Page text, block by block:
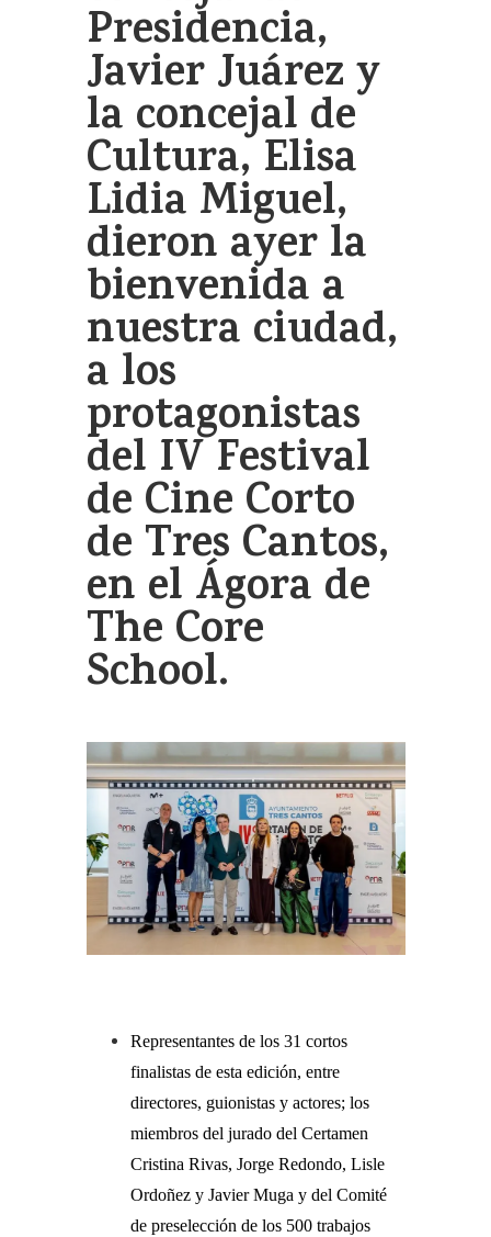
Presidencia,
Javier Juárez y
la concejal de
Cultura, Elisa
Lidia Miguel,
dieron ayer la
bienvenida a
nuestra ciudad,
a los
protagonistas
del IV Festival
de Cine Corto
de Tres Cantos,
en el Ágora de
The Core
School.
Representantes de los 31 cortos
finalistas de esta edición, entre
directores, guionistas y actores; los
miembros del jurado del Certamen
Cristina Rivas, Jorge Redondo, Lisle
Ordoñez y Javier Muga y del Comité
de preselección de los 500 trabajos